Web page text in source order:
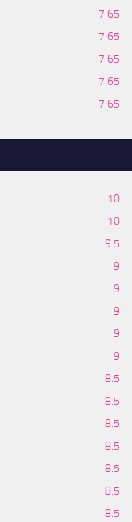
7.65
7.65
7.65
7.65
7.65
10
10
9.5
9
9
9
9
9
8.5
8.5
8.5
8.5
8.5
8.5
8.5